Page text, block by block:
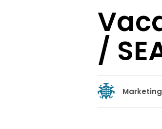
/